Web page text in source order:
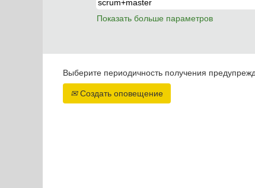
Показать больше параметров
Выберите периодичность получения
Создать оповещение